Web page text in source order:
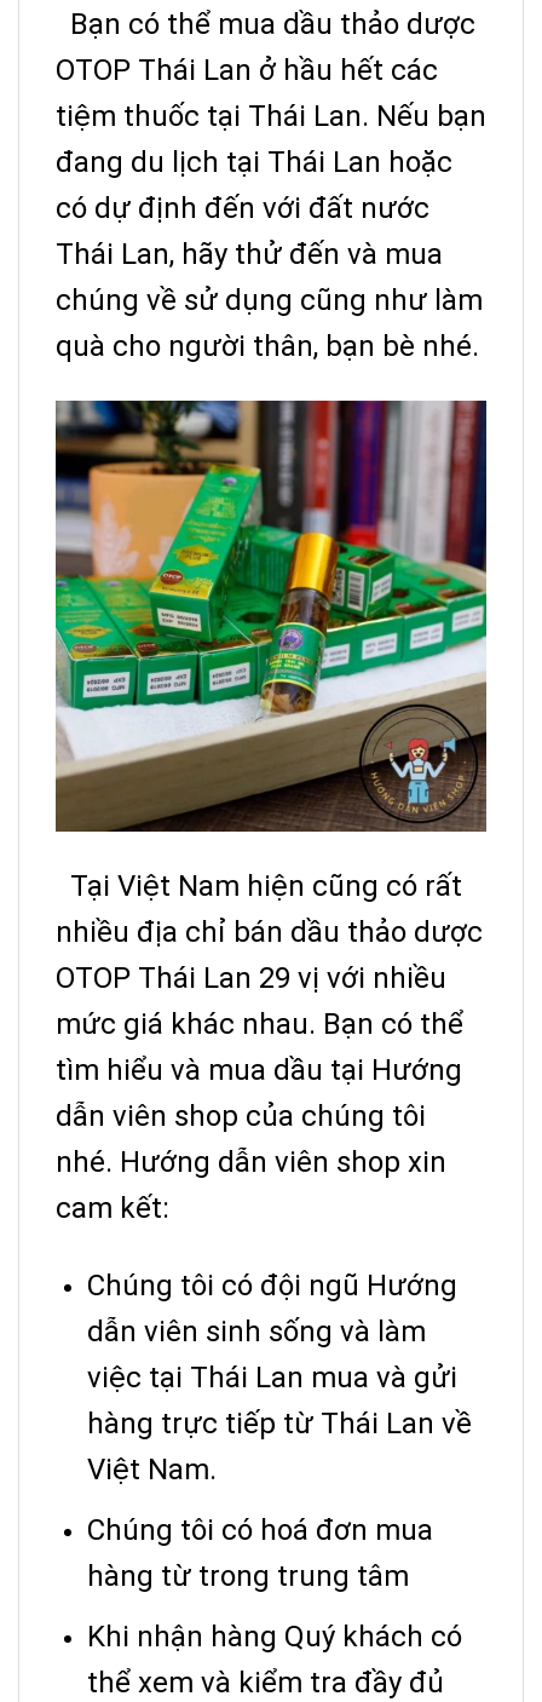
Bạn có thể mua dầu thảo dược
OTOP Thái Lan ở hầu hết các
tiệm thuốc tại Thái Lan. Nếu bạn
đang du lịch tại Thái Lan hoặc
có dự định đến với đất nước
Thái Lan, hãy thử đến và mua
chúng về sử dụng cũng như làm
quà cho người thân, bạn bè nhé.
Tại Việt Nam hiện cũng có rất
nhiều địa chỉ bán dầu thảo dược
OTOP Thái Lan 29 vị với nhiều
mức giá khác nhau. Bạn có thể
tìm hiểu và mua dầu tại Hướng
dẫn viên shop của chúng tôi
nhé. Hướng dẫn viên shop xin
cam kết:
Chúng tôi có đội ngũ Hướng
dẫn viên sinh sống và làm
việc tại Thái Lan mua và gửi
hàng trực tiếp từ Thái Lan về
Việt Nam.
Chúng tôi có hoá đơn mua
hàng từ trong trung tâm
Khi nhận hàng Quý khách có
thể xem và kiểm tra đầy đủ